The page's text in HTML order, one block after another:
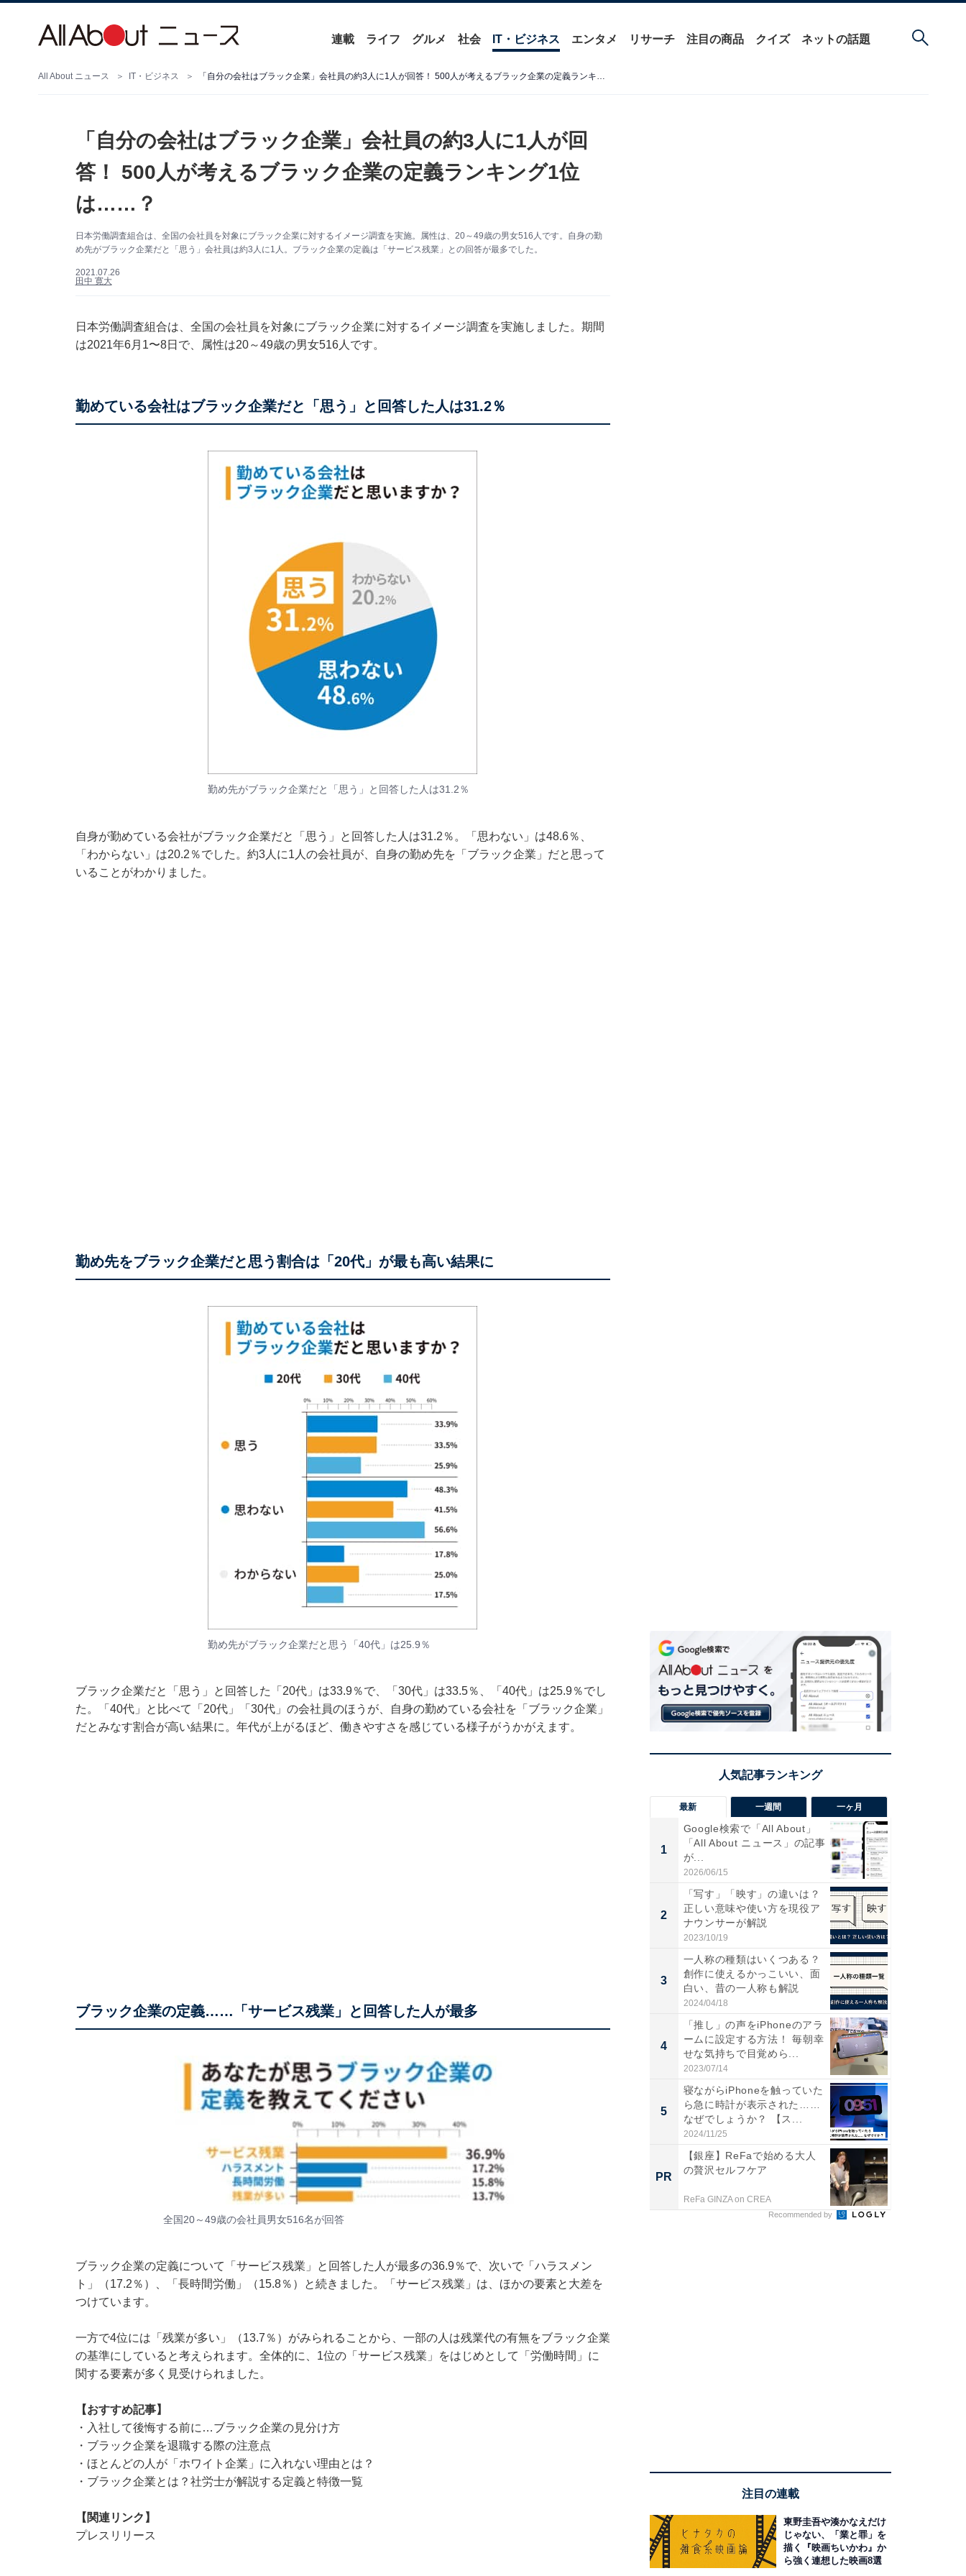
連載 ライフ グルメ 社会 IT・ビジネス エンタメ リサーチ 注目の商品 クイズ ネットの話題
All About ニュース IT・ビジネス 「自分の会社はブラック企業」会社員の約3人に1人が回答！ 500人が考えるブラック企業の定義ランキング1位は……？
「自分の会社はブラック企業」会社員の約3人に1人が回
答！ 500人が考えるブラック企業の定義ランキング1位
は……？
日本労働調査組合は、全国の会社員を対象にブラック企業に対するイメージ調査を実施。属性は、20～49歳の男女516人です。自身の勤
め先がブラック企業だと「思う」会社員は約3人に1人。ブラック企業の定義は「サービス残業」との回答が最多でした。
2021.07.26
田中 寛大
日本労働調査組合は、全国の会社員を対象にブラック企業に対するイメージ調査を実施しました。期間
は2021年6月1〜8日で、属性は20～49歳の男女516人です。
勤めている会社はブラック企業だと「思う」と回答した人は31.2％
勤め先がブラック企業だと「思う」と回答した人は31.2％
自身が勤めている会社がブラック企業だと「思う」と回答した人は31.2％。「思わない」は48.6％、
「わからない」は20.2％でした。約3人に1人の会社員が、自身の勤め先を「ブラック企業」だと思って
いることがわかりました。
勤め先をブラック企業だと思う割合は「20代」が最も高い結果に
勤め先がブラック企業だと思う「40代」は25.9％
ブラック企業だと「思う」と回答した「20代」は33.9％で、「30代」は33.5％、「40代」は25.9％でし
た。「40代」と比べて「20代」「30代」の会社員のほうが、自身の勤めている会社を「ブラック企業」
だとみなす割合が高い結果に。年代が上がるほど、働きやすさを感じている様子がうかがえます。
ブラック企業の定義……「サービス残業」と回答した人が最多
全国20～49歳の会社員男女516名が回答
ブラック企業の定義について「サービス残業」と回答した人が最多の36.9％で、次いで「ハラスメン
ト」（17.2％）、「長時間労働」（15.8％）と続きました。「サービス残業」は、ほかの要素と大差を
つけています。
一方で4位には「残業が多い」（13.7％）がみられることから、一部の人は残業代の有無をブラック企業
の基準にしていると考えられます。全体的に、1位の「サービス残業」をはじめとして「労働時間」に
関する要素が多く見受けられました。
【おすすめ記事】
・ 入社して後悔する前に…ブラック企業の見分け方
・ ブラック企業を退職する際の注意点
・ ほとんどの人が「ホワイト企業」に入れない理由とは？
・ ブラック企業とは？社労士が解説する定義と特徴一覧
【関連リンク】
プレスリリース
最新 一週間 一ヶ月
1
Google検索で「All About」
「All About ニュース」の記事
が...
2026/06/15
2
「写す」「映す」の違いは？
正しい意味や使い方を現役ア
ナウンサーが解説
2023/10/19
3
一人称の種類はいくつある？
創作に使えるかっこいい、面
白い、昔の一人称も解説
2024/04/18
4
「推し」の声をiPhoneのアラ
ームに設定する方法！ 毎朝幸
せな気持ちで目覚めら...
2023/07/14
5
寝ながらiPhoneを触っていた
ら急に時計が表示された……
なぜでしょうか？ 【ス...
2024/11/25
PR
【銀座】ReFaで始める大人
の贅沢セルフケア
ReFa GINZA on CREA
Recommended by
注目の連載
東野圭吾や湊かなえだけ
じゃない、「業と罪」を
描く『映画ちいかわ』か
ら強く連想した映画8選